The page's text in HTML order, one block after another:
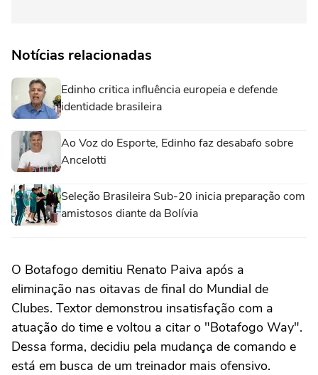
Notícias relacionadas
Edinho critica influência europeia e defende
identidade brasileira
Ao Voz do Esporte, Edinho faz desabafo sobre
Ancelotti
Seleção Brasileira Sub-20 inicia preparação com
amistosos diante da Bolívia
O Botafogo demitiu Renato Paiva após a
eliminação nas oitavas de final do Mundial de
Clubes. Textor demonstrou insatisfação com a
atuação do time e voltou a citar o "Botafogo Way".
Dessa forma, decidiu pela mudança de comando e
está em busca de um treinador mais ofensivo.